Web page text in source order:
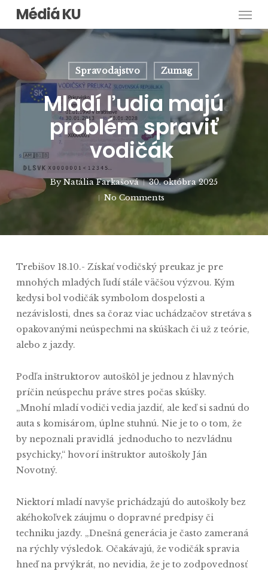
Skip
main
content
Médiá KU
Spravodajstvo Zumag
Mladí ľudia majú
problém spraviť
vodičák
By Natália Farkašová
30. októbra 2025
No Comments
Trebišov 18.10.- Získať vodičský preukaz je pre
mnohých mladých ľudí stále väčšou výzvou. Kým
kedysi bol vodičák symbolom dospelosti a
nezávislosti, dnes sa čoraz viac uchádzačov stretáva s
opakovanými neúspechmi na skúškach či už z teórie,
alebo z jazdy.
Podľa inštruktorov autoškôl je jednou z hlavných
príčin neúspechu práve stres počas skúšky.
„Mnohí mladí vodiči vedia jazdiť, ale keď si sadnú do
auta s komisárom, úplne stuhnú. Nie je to o tom, že
by nepoznali pravidlá jednoducho to nezvládnu
psychicky,“ hovorí inštruktor autoškoly Ján
Novotný.
Niektorí mladí navyše prichádzajú do autoškoly bez
akéhokoľvek záujmu o dopravné predpisy či
techniku jazdy. „Dnešná generácia je často zameraná
na rýchly výsledok. Očakávajú, že vodičák spravia
hneď na prvýkrát, no nevidia, že je to zodpovednosť